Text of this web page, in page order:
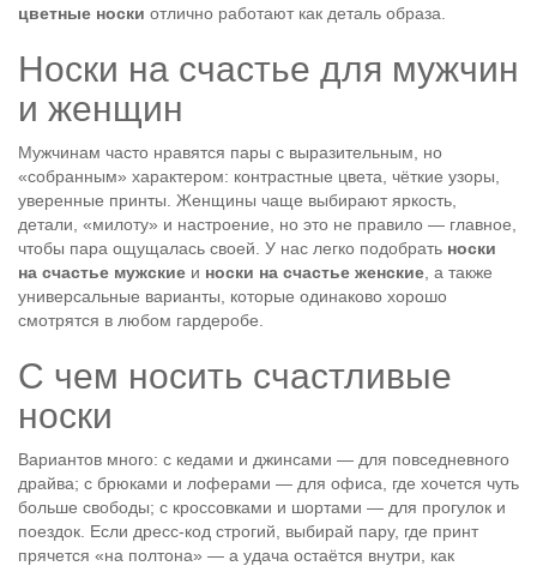
цветные носки отлично работают как деталь образа.
Носки на счастье для мужчин
и женщин
Мужчинам часто нравятся пары с выразительным, но
«собранным» характером: контрастные цвета, чёткие узоры,
уверенные принты. Женщины чаще выбирают яркость,
детали, «милоту» и настроение, но это не правило — главное,
чтобы пара ощущалась своей. У нас легко подобрать носки
на счастье мужские и носки на счастье женские , а также
универсальные варианты, которые одинаково хорошо
смотрятся в любом гардеробе.
С чем носить счастливые
носки
Вариантов много: с кедами и джинсами — для повседневного
драйва; с брюками и лоферами — для офиса, где хочется чуть
больше свободы; с кроссовками и шортами — для прогулок и
поездок. Если дресс-код строгий, выбирай пару, где принт
прячется «на полтона» — а удача остаётся внутри, как